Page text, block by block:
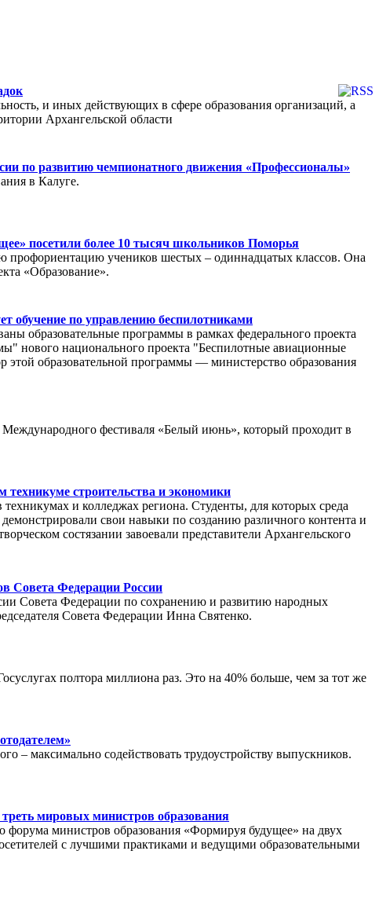
и иных действующих в сфере образования организаций, а
Архангельской области
по развитию чемпионатного движения «Профессионалы»
в Калуге.
посетили более 10 тысяч школьников Поморья
профориентацию учеников шестых – одиннадцатых классов. Она
«Образование».
обучение по управлению беспилотниками
образовательные программы в рамках федерального проекта
нового национального проекта "Беспилотные авиационные
образовательной программы — министерство образования
фестиваля «Белый июнь», который проходит в
строительства и экономики
и колледжах региона. Студенты, для которых среда
свои навыки по созданию различного контента и
состязании завоевали представители Архангельского
Совета Федерации России
Совета Федерации по сохранению и развитию народных
Совета Федерации Инна Святенко.
полтора миллиона раз. Это на 40% больше, чем за тот же
– максимально содействовать трудоустройству выпускников.
мировых министров образования
министров образования «Формируя будущее» на двух
с лучшими практиками и ведущими образовательными